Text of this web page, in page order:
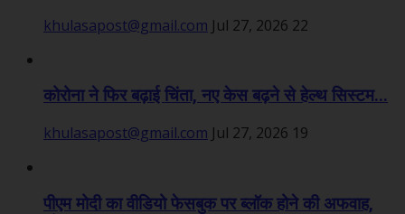
khulasapost@gmail.com Jul 27, 2026 22
कोरोना ने फिर बढ़ाई चिंता, नए केस बढ़ने से हेल्थ सिस्टम...
khulasapost@gmail.com Jul 27, 2026 19
पीएम मोदी का वीडियो फेसबुक पर ब्लॉक होने की अफवाह,